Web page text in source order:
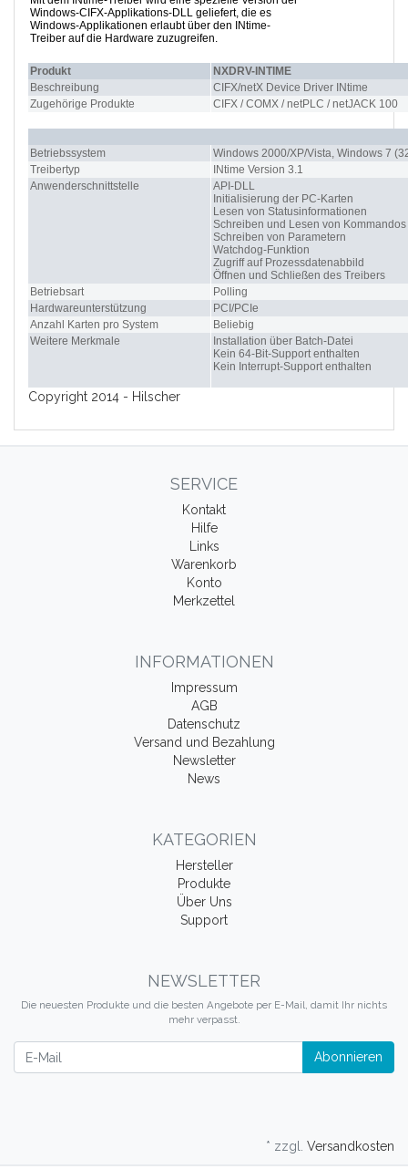
Windows-CIFX-Applikations-DLL geliefert, die es
Windows-Applikationen erlaubt über den INtime-
Treiber auf die Hardware zuzugreifen.
Produkt
NXDRV-INTIME
Beschreibung
CIFX/netX Device Driver INtime
Zugehörige Produkte
CIFX / COMX / netPLC / netJACK 100
Betriebssystem
Windows 2000/XP/Vista, Windows 7
Treibertyp
INtime Version 3.1
Anwenderschnittstelle
API-DLL
Initialisierung der PC-Karten
Lesen von Statusinformationen
Schreiben und Lesen von Kommandos
Schreiben von Parametern
Watchdog-Funktion
Zugriff auf Prozessdatenabbild
Öffnen und Schließen des Treibers
Betriebsart
Polling
Hardwareunterstützung
PCI/PCIe
Anzahl Karten pro System
Beliebig
Weitere Merkmale
Installation über Batch-Datei
Kein 64-Bit-Support enthalten
Kein Interrupt-Support enthalten
Copyright 2014 - Hilscher
SERVICE
Kontakt
Hilfe
Links
Warenkorb
Konto
Merkzettel
INFORMATIONEN
Impressum
AGB
Datenschutz
Versand und Bezahlung
Newsletter
News
KATEGORIEN
Hersteller
Produkte
Über Uns
Support
NEWSLETTER
Die neuesten Produkte und die besten Angebote per E-Mail, damit Ihr nichts
mehr verpasst.
Abonnieren
* zzgl. Versandkosten